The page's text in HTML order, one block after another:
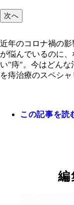
次へ
近年のコロナ禍の
が悩んでいるのに
い"痔"。今はどん
を痔治療のスペシ
この記事を読
編